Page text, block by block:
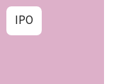
IPO